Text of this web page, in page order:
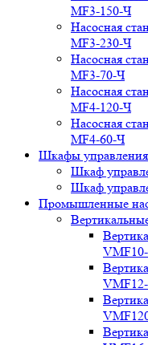
MF3-150-Ч
Насосная
MF3-230-Ч
Насосная
MF3-70-Ч
Насосная
MF4-120-Ч
Насосная
MF4-60-Ч
Шкафы
Шкаф
Шкаф
Промышленные